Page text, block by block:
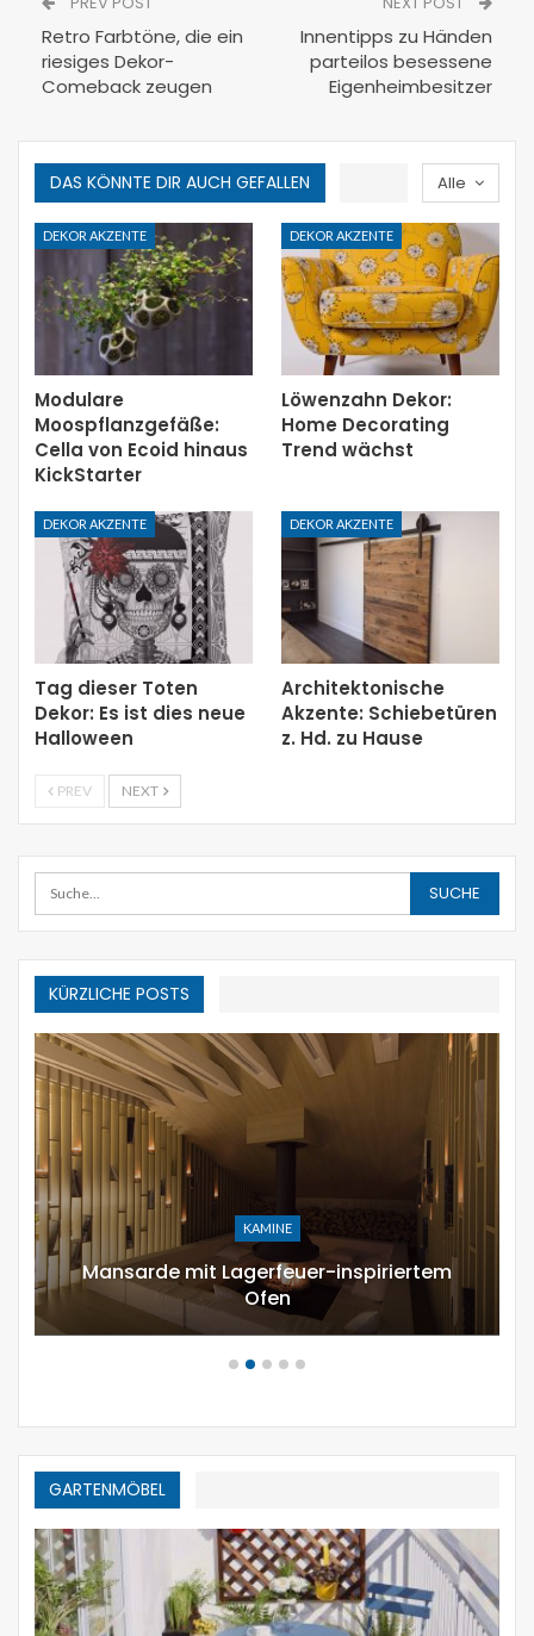
Retro Farbtöne, die ein
riesiges Dekor-
Comeback zeugen
Innentipps zu Händen
parteilos besessene
Eigenheimbesitzer
Alle
DAS KÖNNTE DIR AUCH GEFALLEN
DEKOR AKZENTE
Modulare
Moospflanzgefäße:
Cella von Ecoid hinaus
KickStarter
DEKOR AKZENTE
Löwenzahn Dekor:
Home Decorating
Trend wächst
DEKOR AKZENTE
Tag dieser Toten
Dekor: Es ist dies neue
Halloween
DEKOR AKZENTE
Architektonische
Akzente: Schiebetüren
z. Hd. zu Hause
PREV NEXT
KÜRZLICHE POSTS
URLAUB DEKOR
12 moderne Möglichkeiten,
zusammensetzen Kürbisgewächs zu…
GARTENMÖBEL